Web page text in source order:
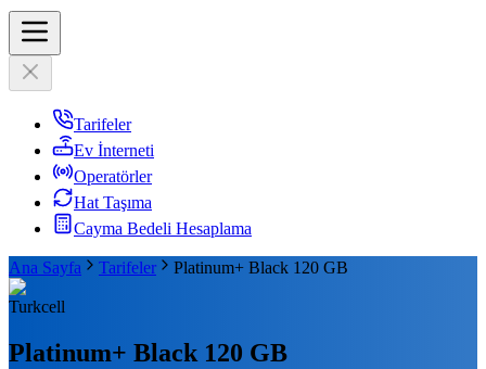
Tarifeler
Ev İnterneti
Operatörler
Hat Taşıma
Cayma Bedeli Hesaplama
Ana Sayfa Tarifeler Platinum+ Black 120 GB
Turkcell
Platinum+ Black 120 GB